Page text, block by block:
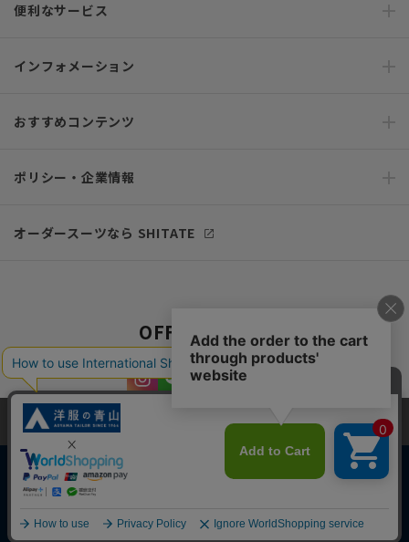
便利なサービス
インフォメーション
おすすめコンテンツ
ポリシー・企業情報
オーダースーツなら SHITATE
OFFICIAL SNS
Copyright © AOYAMA TRADING Co.,Ltd. All Rights Reserved
当サイトでは、快適な閲覧体験とコンテンツ改善のためにCookieを使用
しています。閲覧を続けることで、Cookieの使用に同意したものとみな
します。詳細については
同意して閉じる